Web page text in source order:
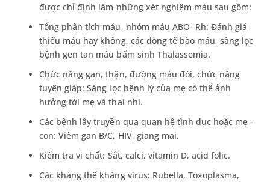
được chỉ định làm những xét nghiệm máu sau gồm:
Tổng phân tích máu, nhóm máu ABO- Rh: Đánh giá
thiếu máu hay không, các dòng tế bào máu, sàng lọc
bệnh gen tan máu bẩm sinh Thalassemia.
Chức năng gan, thận, đường máu đói, chức năng
tuyến giáp: Sàng lọc bệnh lý của mẹ có thể ảnh
hưởng tới mẹ và thai nhi.
Các bệnh lây truyền qua quan hệ tình dục hoặc mẹ -
con: Viêm gan B/C, HIV, giang mai.
Kiểm tra vi chất: Sắt, calci, vitamin D, acid folic.
Các kháng thể kháng virus: Rubella, Toxoplasma,